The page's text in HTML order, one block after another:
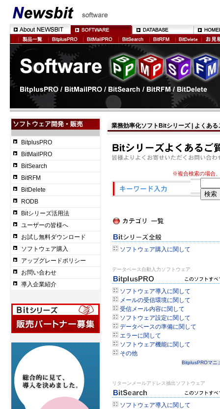
BitplusPRO
BitMailPRO
BitSearch
BitRFM
BitDelete
RODB
Bitシリーズ活用法
ユーザーの皆様へ
お試し無料ダウンロード
ソフトウェア購入
アップグレードポリシー
お問い合わせ
導入企業紹介
業務効率化ソフトBitシリーズ | よくある
※複合検索の場合
ソフトウェア購入に関して
データベース自動入力ソフトウェア
ソフトウェア導入に関して
メールの受信環境に関して
受信メール内容に関して
ソフトウェア設定に関して
データベースの準備に関して
エラーに関して
ソフトウェア機能に関して
その他
BitplusPROマニ
リターンメールアドレス抽出ソフトウェア
ソフトウェア導入に関して